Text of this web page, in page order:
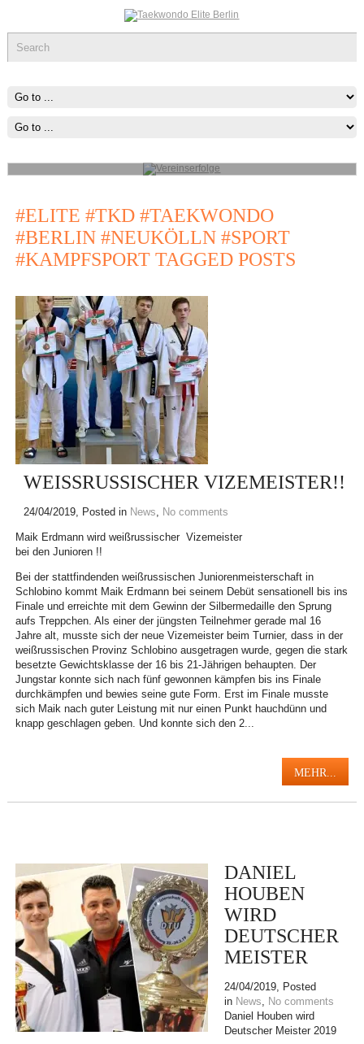
Vereinserfolge
wovon du träumst ,Fang Damit An!
#ELITE #TKD #TAEKWONDO
#BERLIN #NEUKÖLLN #SPORT
#KAMPFSPORT TAGGED POSTS
WEISSRUSSISCHER VIZEMEISTER!!
24/04/2019, Posted in News, No comments
Maik Erdmann wird weißrussischer Vizemeister
bei den Junioren !!
Bei der stattfindenden weißrussischen Juniorenmeisterschaft in
Schlobino kommt Maik Erdmann bei seinem Debüt sensationell bis ins
Finale und erreichte mit dem Gewinn der Silbermedaille den Sprung
aufs Treppchen. Als einer der jüngsten Teilnehmer gerade mal 16
Jahre alt, musste sich der neue Vizemeister beim Turnier, dass in der
weißrussischen Provinz Schlobino ausgetragen wurde, gegen die stark
besetzte Gewichtsklasse der 16 bis 21-Jährigen behaupten. Der
Jungstar konnte sich nach fünf gewonnen kämpfen bis ins Finale
durchkämpfen und bewies seine gute Form. Erst im Finale musste
sich Maik nach guter Leistung mit nur einen Punkt hauchdünn und
knapp geschlagen geben. Und konnte sich den 2...
MEHR...
DANIEL
HOUBEN
WIRD
DEUTSCHER
MEISTER
24/04/2019, Posted
in News, No comments
Daniel Houben wird
Deutscher Meister 2019